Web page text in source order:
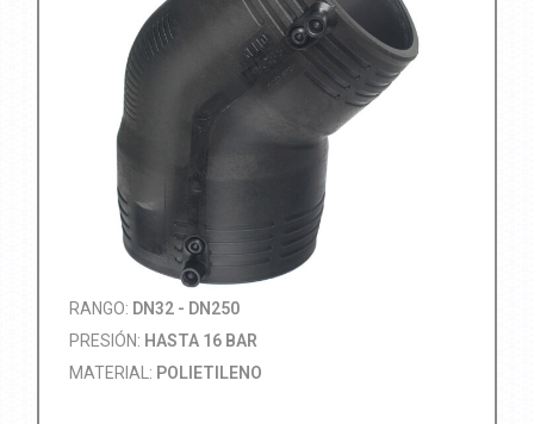
RANGO: DN32 - DN250
PRESIÓN: HASTA 16 BAR
MATERIAL: POLIETILENO